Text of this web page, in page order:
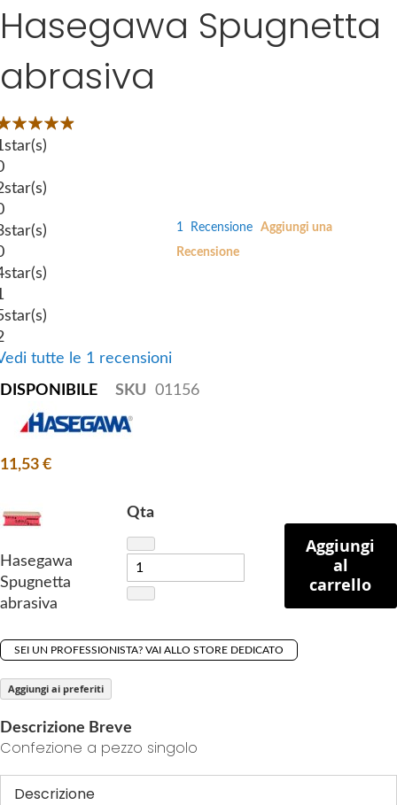
g
g
l
l
e
r
y
S
k
p
o
t
h
e
b
e
g
i
n
n
i
n
o
h
m
g
e
s
a
r
y
Hasegawa Spugnetta
abrasiva
of100
star(s)
star(s)
star(s)
star(s)
star(s)
tutte le 1 recensioni
1 Recensione
Aggiungi una
Recensione
DISPONIBILE SKU 01156
11,53 €
Hasegawa
Spugnetta
abrasiva
Qta
Aggiungi
al
carrello
SEI UN PROFESSIONISTA? VAI ALLO STORE DEDICATO
Aggiungi ai preferiti
Descrizione Breve
Confezione a pezzo singolo
Descrizione